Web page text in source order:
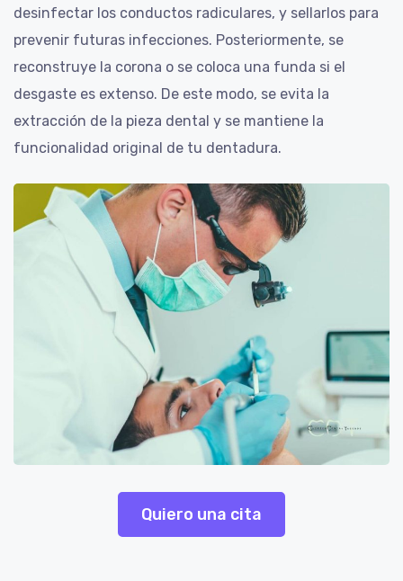
desinfectar los conductos radiculares, y sellarlos para
prevenir futuras infecciones. Posteriormente, se
reconstruye la corona o se coloca una funda si el
desgaste es extenso. De este modo, se evita la
extracción de la pieza dental y se mantiene la
funcionalidad original de tu dentadura.
Quiero una cita